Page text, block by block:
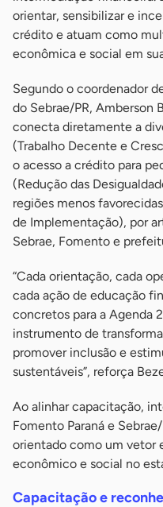
orientar, sensibilizar e
crédito e atuam como
econômica e social em
Segundo o coordenador
do Sebrae/PR, Amberson
conecta diretamente a
(Trabalho Decente e
o acesso a crédito para
(Redução das
regiões menos
de Implementação), por
Sebrae, Fomento e
“Cada orientação, cada
cada ação de educação
concretos para a Agenda
instrumento de
promover inclusão e
sustentáveis”, reforça
Ao alinhar capacitação,
Fomento Paraná e
orientado como um vetor
econômico e social no
Capacitação e